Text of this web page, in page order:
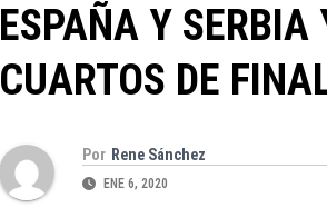
ESPAÑA Y
CUARTOS DE
Por Rene Sánchez
ENE 6, 2020